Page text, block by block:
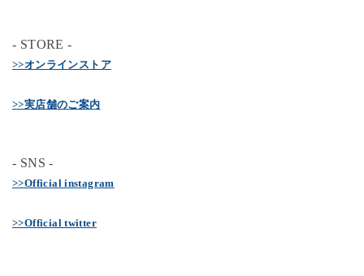
- STORE -
>>オンラインストア
>>実店舗のご案内
- SNS -
>>Official instagram
>>Official twitter